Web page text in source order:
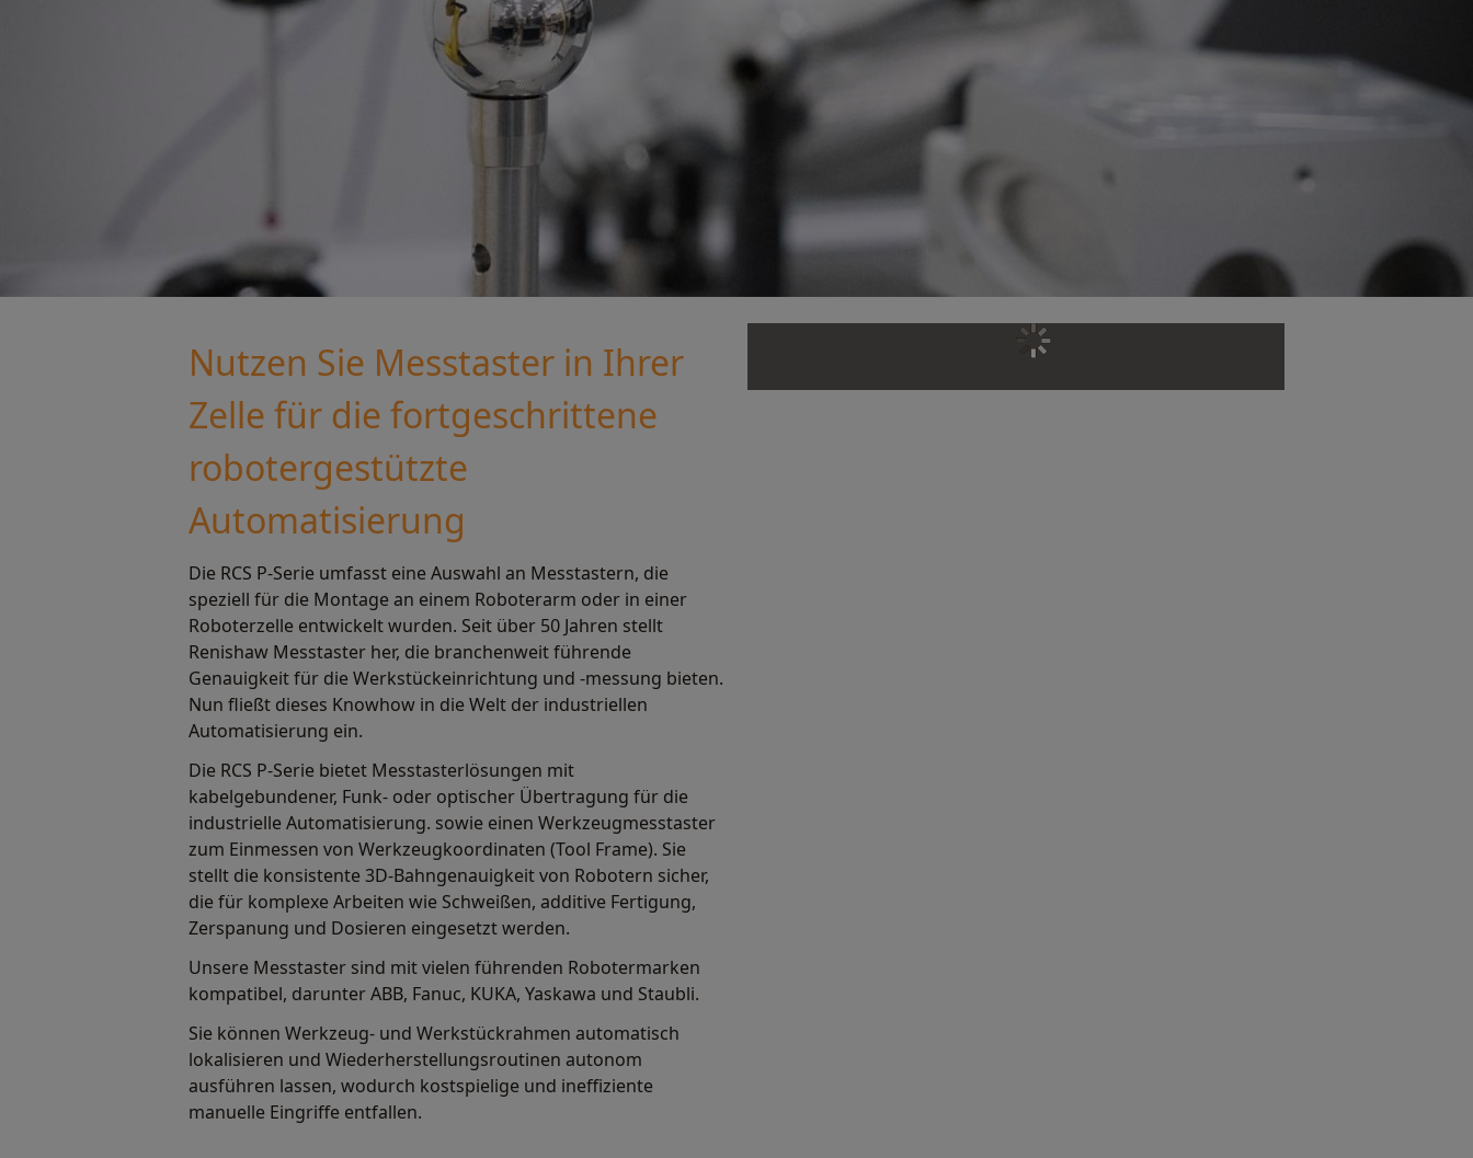
Nutzen Sie Messtaster in Ihrer
Zelle für die fortgeschrittene
robotergestützte
Automatisierung
Die RCS P-Serie umfasst eine Auswahl an Messtastern, die
speziell für die Montage an einem Roboterarm oder in einer
Roboterzelle entwickelt wurden. Seit über 50 Jahren stellt
Renishaw Messtaster her, die branchenweit führende
Genauigkeit für die Werkstückeinrichtung und -messung bieten.
Nun fließt dieses Knowhow in die Welt der industriellen
Automatisierung ein.
Die RCS P-Serie bietet Messtasterlösungen mit
kabelgebundener, Funk- oder optischer Übertragung für die
industrielle Automatisierung. sowie einen Werkzeugmesstaster
zum Einmessen von Werkzeugkoordinaten (Tool Frame). Sie
stellt die konsistente 3D-Bahngenauigkeit von Robotern sicher,
die für komplexe Arbeiten wie Schweißen, additive Fertigung,
Zerspanung und Dosieren eingesetzt werden.
Unsere Messtaster sind mit vielen führenden Robotermarken
kompatibel, darunter ABB, Fanuc, KUKA, Yaskawa und Staubli.
Sie können Werkzeug- und Werkstückrahmen automatisch
lokalisieren und Wiederherstellungsroutinen autonom
ausführen lassen, wodurch kostspielige und ineffiziente
manuelle Eingriffe entfallen.